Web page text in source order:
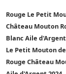
Rouge Le Petit
Château Mouton
Blanc Aile d'Argent
Le Petit Mouton
Rouge Château